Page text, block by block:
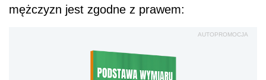
mężczyzn jest zgodne z prawem:
AUTOPROMOCJA